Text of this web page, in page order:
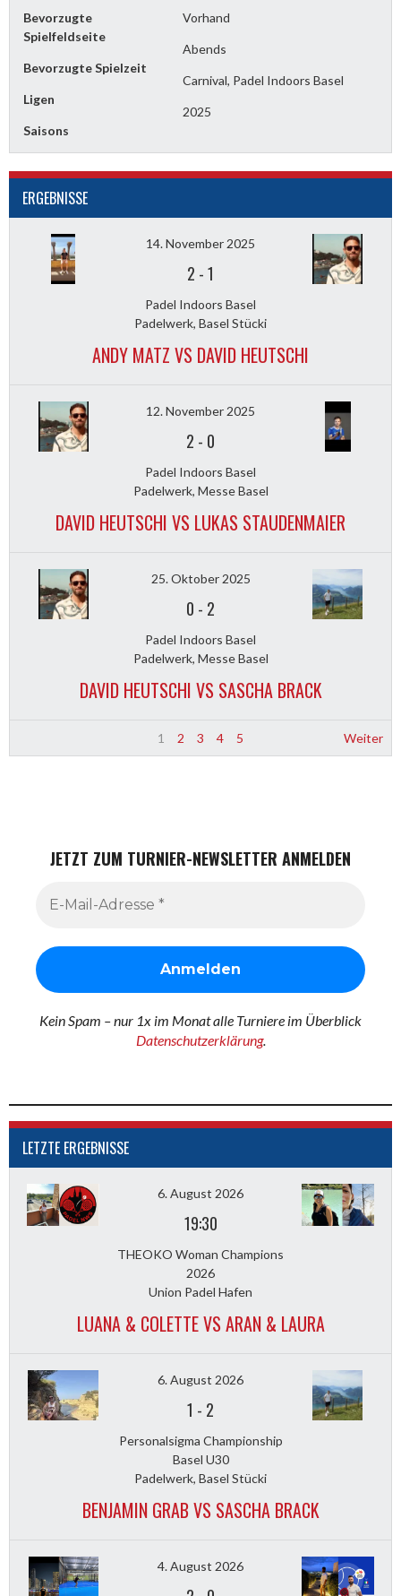
Bevorzugte
Spielfeldseite
Vorhand
Bevorzugte Spielzeit
Abends
Ligen
Carnival, Padel Indoors Basel
Saisons
2025
ERGEBNISSE
14. November 2025
2 -1
Padel Indoors Basel
Padelwerk, Basel Stücki
ANDY MATZ VS DAVID HEUTSCHI
12. November 2025
2 - 0
Padel Indoors Basel
Padelwerk, Messe Basel
DAVID HEUTSCHI VS LUKAS STAUDENMAIER
25. Oktober 2025
0 - 2
Padel Indoors Basel
Padelwerk, Messe Basel
DAVID HEUTSCHI VS SASCHA BRACK
1 2 3 4 5 Weiter
JETZT ZUM TURNIER-NEWSLETTER ANMELDEN
Kein Spam – nur 1x im Monat alle Turniere im Überblick
Datenschutzerklärung.
LETZTE ERGEBNISSE
6. August 2026
19:30
THEOKO Woman Champions
2026
Union Padel Hafen
LUANA & COLETTE VS ARAN & LAURA
6. August 2026
1 - 2
Personalsigma Championship
Basel U30
Padelwerk, Basel Stücki
BENJAMIN GRAB VS SASCHA BRACK
4. August 2026